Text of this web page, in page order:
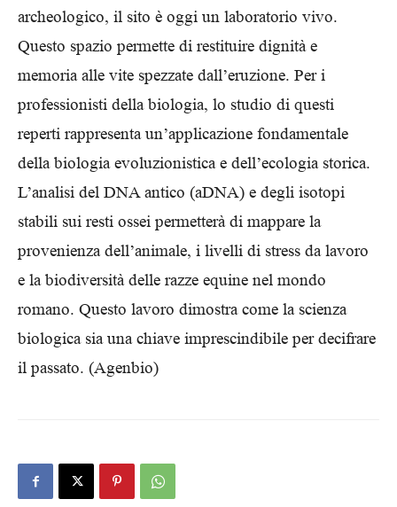
archeologico, il sito è oggi un laboratorio vivo.
Questo spazio permette di restituire dignità e
memoria alle vite spezzate dall’eruzione. Per i
professionisti della biologia, lo studio di questi
reperti rappresenta un’applicazione fondamentale
della biologia evoluzionistica e dell’ecologia storica.
L’analisi del DNA antico (aDNA) e degli isotopi
stabili sui resti ossei permetterà di mappare la
provenienza dell’animale, i livelli di stress da lavoro
e la biodiversità delle razze equine nel mondo
romano. Questo lavoro dimostra come la scienza
biologica sia una chiave imprescindibile per decifrare
il passato. (Agenbio)